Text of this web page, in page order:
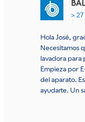
27
Hola José,
Necesitamos
lavadora para
Empieza por
del aparato.
ayudarte. Un